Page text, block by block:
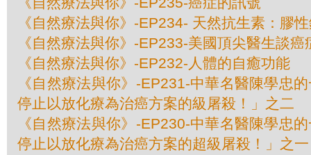
《自然療法與你》-EP234- 天然抗生素：膠
《自然療法與你》-EP233-美國頂尖醫​​生談
《自然療法與你》-EP232-人體的自癒功能
《自然療法與你》-EP231-中華名醫陳學忠
停止以放化療為治癌方案的級屠殺！」之二
《自然療法與你》-EP230-中華名醫陳學忠
停止以放化療為治癌方案的超級屠殺！」之一